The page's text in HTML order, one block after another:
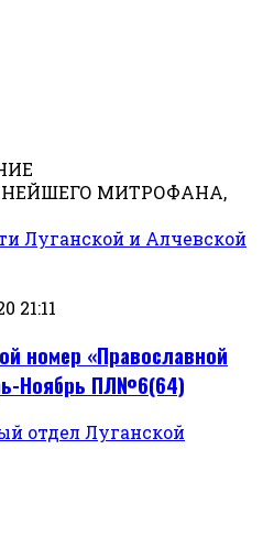
МИТРОФАНА,
Луганской и Алчевской
21:11
номер «Православной
Ноябрь ПЛ№6(64)
отдел Луганской